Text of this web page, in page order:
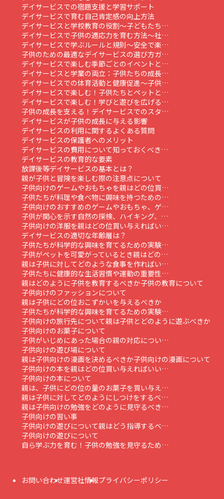
デイサービスでの宿題支援と学習サポート
デイサービスで育む自己肯定感の向上方法
デイサービスと学校教育の役割～子どもたち…
デイサービスで子供の適応力を育む方法～社…
デイサービスで学ぶルールと規則～安全で楽…
子供のための最適なデイサービスの選び方ガ…
デイサービスで楽しむ季節ごとのイベントと…
デイサービスと学業の両立：子供たちの成長…
デイサービスでの体育活動と健康促進～子供…
デイサービスで楽しむ！子供たちとペットと…
デイサービスで楽しむ！学びと遊びを広げる…
子供の成長を支える！デイサービスでのスタ…
デイサービスが子供の成長に与える影響
デイサービスの利用に関するよくある質問
デイサービスの保護者へのメリット
デイサービスの費用について知っておくべき…
デイサービスの教育的な要素
放課後等デイサービスの基本とは？
親が子供と冒険を楽しむ際の注意点について
子供向けのゲームやおもちゃを親はどの位買…
子供たちが料理や食べ物に興味を持つための…
子供向けのおすすめのゲームやおもちゃ、ゲ…
子供が関心を示す自然の探検、ハイキング、…
子供向けの洋服を親はどの位買い与えればい…
デイサービスの適切な年齢層は？
子供たちが科学的な興味を育てるための実験…
子供がペットを可愛がっているとき親はどの…
親は子供に対してどのような食事を作ればい…
子供たちに健康的な生活習慣や運動の重要性…
親はどのように子供を教育するべきか子供の教育について
子供向けのファッションについて
親は子供にどの位おこずかいを与えるべきか
子供たちが科学的な興味を育てるための実験…
子供向けの旅行先について親は子供とどのように遊ぶべきか
子供向けのお菓子について
子供がいじめにあった場合の親の対応につい…
子供向けの遊び場について
親は子供向けの漫画を決めるべきか子供向けの漫画について
子供向けの本を親はどの位買い与えればいい…
子供向けの本について
親は、子供にどの位の量のお菓子を買い与え…
親は子供に対してどのようにしつけをするべ…
親は子供向けの勉強をどのように見守るべき…
子供向けの習い事
子供向けの遊びについて親はどう指導するべ…
子供向けの遊びについて
自ら学ぶ力を育む！子供の勉強を見守るため…
お問い合わせ運営社情報プライバシーポリシー